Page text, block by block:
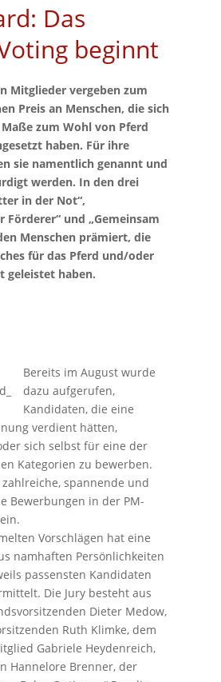
Das
beginnt
Mitglieder vergeben zum
Preis an Menschen, die sich
zum Wohl von Pferd
haben. Für ihre
sie namentlich genannt und
werden. In den drei
in der Not“,
Förderer“ und „Gemeinsam
Menschen prämiert, die
für das Pferd und/oder
geleistet haben.
Bereits im August wurde
dazu aufgerufen,
Kandidaten, die eine
verdient hätten,
sich selbst für eine der
Kategorien zu bewerben.
spannende und
Bewerbungen in der PM-
Vorschlägen hat eine
namhaften Persönlichkeiten
passensten Kandidaten
Die Jury besteht aus
Dieter Medow,
Ruth Klimke, dem
Gabriele Heydenreich,
Hannelore Brenner, der